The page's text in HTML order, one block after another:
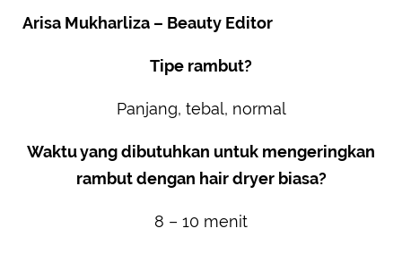
Arisa Mukharliza – Beauty Editor
Tipe rambut?
Panjang, tebal, normal
Waktu yang dibutuhkan untuk mengeringkan
rambut dengan hair dryer biasa?
8 – 10 menit